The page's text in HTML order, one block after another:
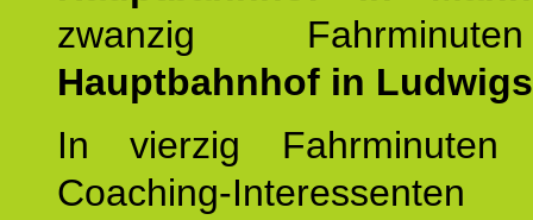
zwanzig
Hauptbahnhof in
In vierzig Fahrminuten
Coaching-